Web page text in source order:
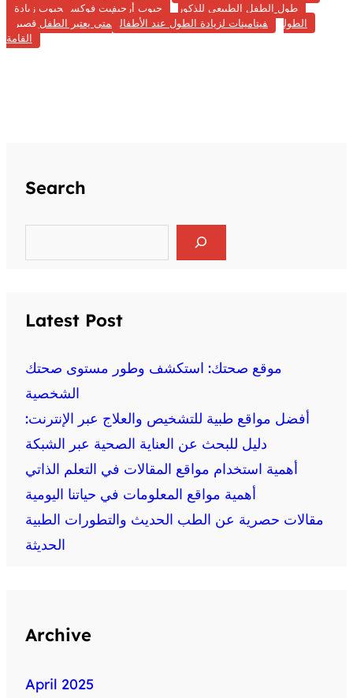
طول الطفل الطبيعي للذكور
حبوب أرجيفيت فوكس
حبوب زيادة
الطول
فيتامينات لزيادة الطول عند الأطفال
متى يعتبر الطفل قصير
القامة
Search
a
Latest Post
موقع صحتك: استكشف وطور مستوى صحتك
الشخصية
أفضل مواقع طبية للتشخيص والعلاج عبر الإنترنت:
دليل للبحث عن العناية الصحية عبر الشبكة
أهمية استخدام مواقع المقالات في التعلم الذاتي
أهمية مواقع المعلومات في حياتنا اليومية
مقالات حصرية عن الطب الحديث والتطورات الطبية
الحديثة
Archive
April 2025